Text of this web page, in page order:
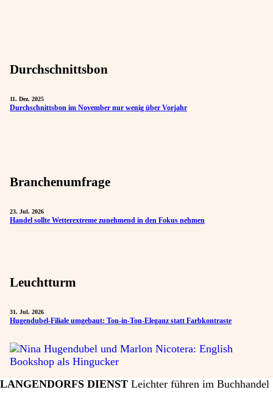
Durchschnittsbon
11. Dez. 2025
Durchschnittsbon im November nur wenig über Vorjahr
Branchenumfrage
23. Jul. 2026
Handel sollte Wetterextreme zunehmend in den Fokus nehmen
Leuchtturm
31. Jul. 2026
Hugendubel-Filiale umgebaut: Ton-in-Ton-Eleganz statt Farbkontraste
LANGENDORFS DIENST Leichter führen im Buchhandel